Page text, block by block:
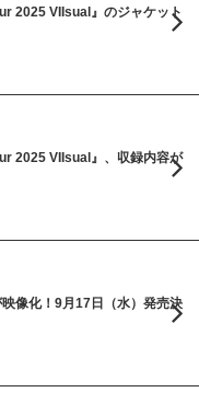
2025 VIIsual』のジャケット
2025 VIIsual』、収録内容が
像化！9月17日（水）発売決